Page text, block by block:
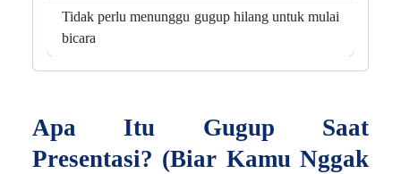
Tidak perlu menunggu gugup hilang untuk mulai
bicara
Apa Itu Gugup Saat
Presentasi? (Biar Kamu Nggak